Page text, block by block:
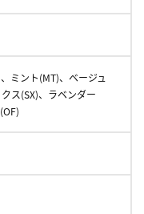
ミント(MT)、ベージュ
ス(SX)、ラベンダー